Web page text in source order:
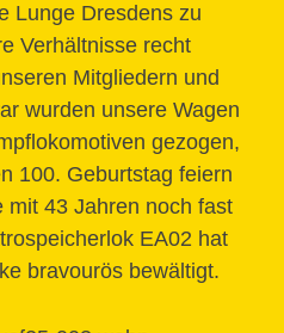
Lunge Dresdens zu
Verhältnisse recht
Mitgliedern und
wurden unsere Wagen
gezogen,
100. Geburtstag feiern
mit 43 Jahren noch fast
EA02 hat
bravourös bewältigt.